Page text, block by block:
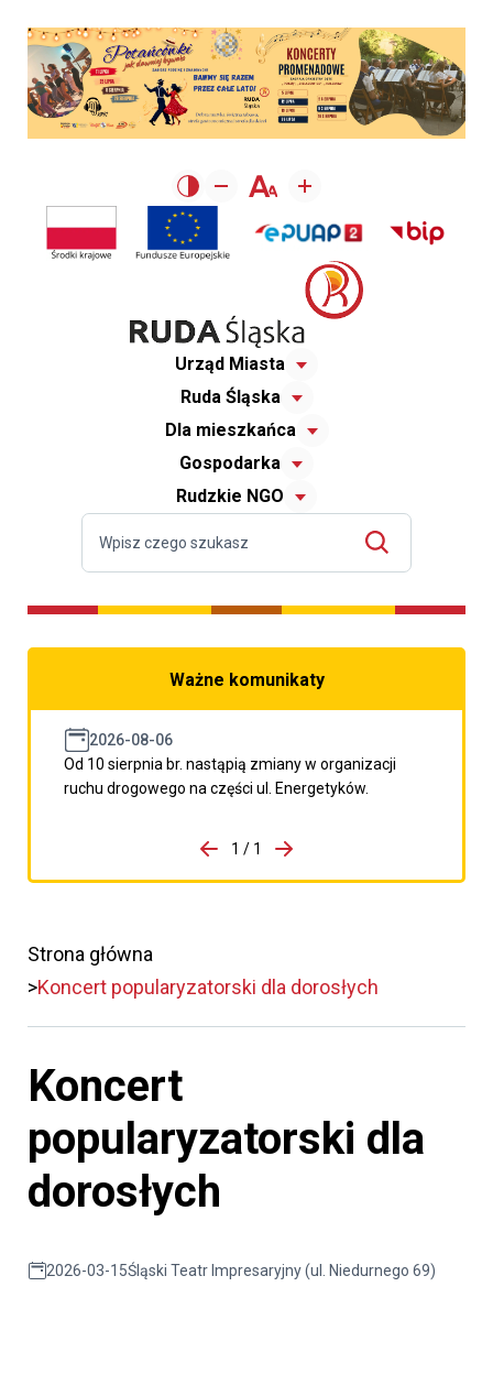
Urząd Miasta
Ruda Śląska
Dla mieszkańca
Gospodarka
Rudzkie NGO
Ważne komunikaty
2026-08-06
Od 10 sierpnia br. nastąpią zmiany w organizacji
ruchu drogowego na części ul. Energetyków.
porzpedniego komunikatu
1 / 1
Przejdź do następnego
Strona główna
Koncert popularyzatorski dla dorosłych
Koncert
popularyzatorski dla
dorosłych
2026-03-15Śląski Teatr Impresaryjny (ul. Niedurnego 69)